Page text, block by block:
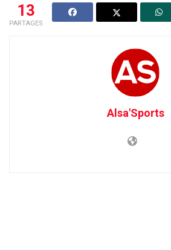
13
PARTAGES
Alsa'Sports